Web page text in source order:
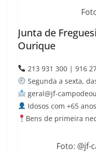
Junta de
Ourique
213 931 300 | 916
Segunda a sexta,
geral@jf-
Idosos com +65
Bens de primeira
Foto: